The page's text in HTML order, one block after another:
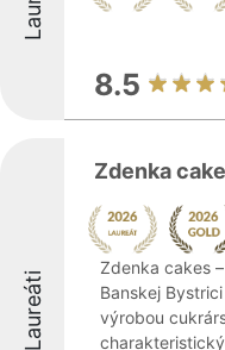
8.5
Laureáti
Zdenka
Zdenka cakes
Banskej
výrobou